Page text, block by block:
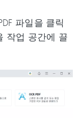
파일을 클릭
작업 공간에 끌